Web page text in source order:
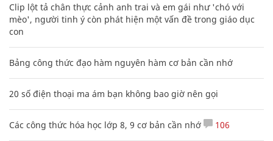
Clip lột tả chân thực cảnh anh trai và em gái như 'chó với
mèo', người tinh ý còn phát hiện một vấn đề trong giáo dục
con
Bảng công thức đạo hàm nguyên hàm cơ bản cần nhớ
20 số điện thoại ma ám bạn không bao giờ nên gọi
Các công thức hóa học lớp 8, 9 cơ bản cần nhớ 106